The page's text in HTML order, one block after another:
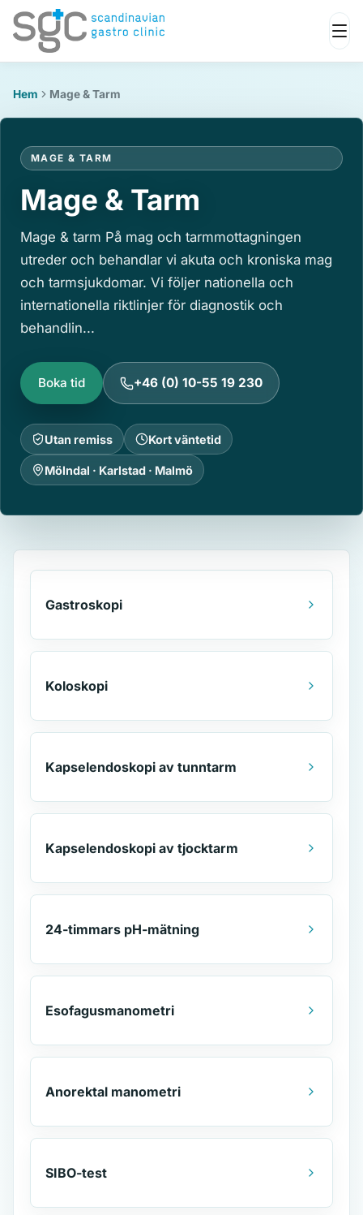
Hem Mage & Tarm
MAGE & TARM
Mage & Tarm
Mage & tarm På mag och tarmmottagningen
utreder och behandlar vi akuta och kroniska mag
och tarmsjukdomar. Vi följer nationella och
internationella riktlinjer för diagnostik och
behandlin...
Boka tid +46 (0) 10-55 19 230
Utan remiss Kort väntetid
Mölndal · Karlstad · Malmö
Gastroskopi
Koloskopi
Kapselendoskopi av tunntarm
Kapselendoskopi av tjocktarm
24-timmars pH-mätning
Esofagusmanometri
Anorektal manometri
SIBO-test